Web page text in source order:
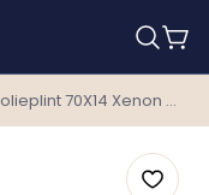
Rechte Folieplint 70X14 Xenon 27060